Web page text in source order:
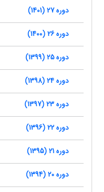
دوره 27 (1401)
دوره 26 (1400)
دوره 25 (1399)
دوره 24 (1398)
دوره 23 (1397)
دوره 22 (1396)
دوره 21 (1395)
دوره 20 (1394)